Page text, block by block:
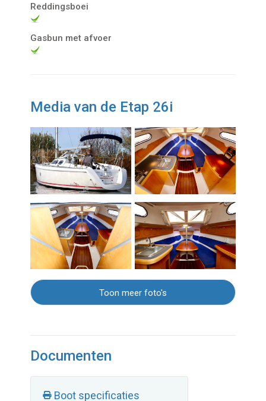
Reddingsboei
Gasbun met afvoer
Media van de Etap 26i
Toon meer foto's
Documenten
Boot specificaties